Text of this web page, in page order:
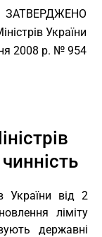
ЗАТВЕРДЖЕНО
України
2008 р. № 954
України від 2
ліміту
державні